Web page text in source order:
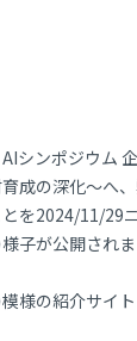
シンポジウム
成の深化～へ
を2024/11/29
子が公開されま
様の紹介サイ